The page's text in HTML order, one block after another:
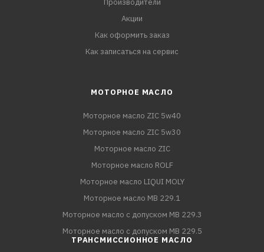
Производители
Акции
Как оформить заказ
Как записаться на сервис
МОТОРНОЕ МАСЛО
Моторное масло ZIC 5w40
Моторное масло ZIC 5w30
Моторное масло ZIC
Моторное масло ROLF
Моторное масло LIQUI MOLY
Моторное масло MB 229.1
Моторное масло с допуском MB 229.3
Моторное масло с допуском MB 229.5
ТРАНСМИССИОННОЕ МАСЛО